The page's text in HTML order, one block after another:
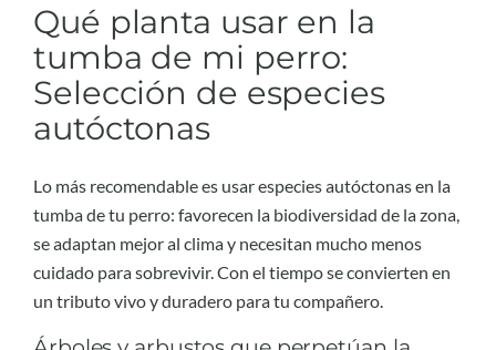
Qué planta usar en la
tumba de mi perro:
Selección de especies
autóctonas
Lo más recomendable es usar especies autóctonas en la
tumba de tu perro: favorecen la biodiversidad de la zona,
se adaptan mejor al clima y necesitan mucho menos
cuidado para sobrevivir. Con el tiempo se convierten en
un tributo vivo y duradero para tu compañero.